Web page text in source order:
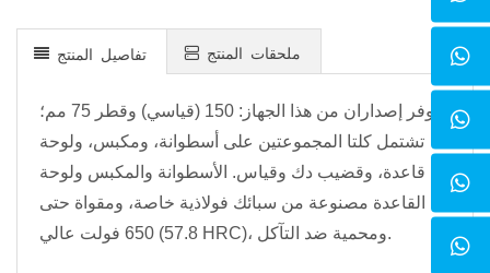
تفاصيل المنتج ملحقات المنتج
يتوفر إصداران من هذا الجهاز: 150 (قياسي) وقطر 75 مم؛
تشتمل كلتا المجموعتين على أسطوانة، ومكبس، ولوحة
قاعدة، وقضيب دك وقياس. الأسطوانة والمكبس ولوحة
القاعدة مصنوعة من سبائك فولاذية خاصة، ومقواة حتى
650 فولت عالي (57.8 HRC)، ومحمية ضد التآكل.